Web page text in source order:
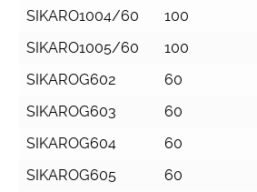
SIKARO1004/60
100
SIKARO1005/60
100
SIKAROG602
60
SIKAROG603
60
SIKAROG604
60
SIKAROG605
60